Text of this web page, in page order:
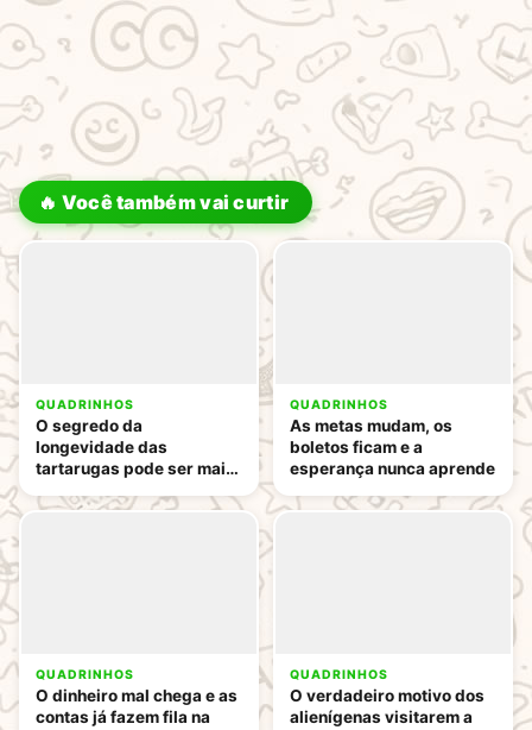
🔥 Você também vai curtir
QUADRINHOS
O segredo da
longevidade das
tartarugas pode ser mais
imagina
QUADRINHOS
As metas mudam, os
boletos ficam e a
esperança nunca aprende
QUADRINHOS
O dinheiro mal chega e as
contas já fazem fila na
QUADRINHOS
O verdadeiro motivo dos
alienígenas visitarem a